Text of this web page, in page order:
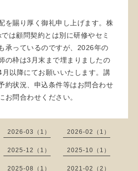
を賜り厚く御礼申し上げます。株
は顧問契約とは別に研修やセミ
承っているのですが、2026年の
の枠は3月末まで埋まりましたの
以降にてお願いいたします。講
約状況、申込条件等はお問合わせ
お問合わせください。
2026-03（1） 2026-02（1）
2025-12（1） 2025-10（1）
2025-08（1） 2021-02（2）